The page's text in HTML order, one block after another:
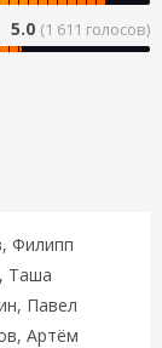
5.0 (1 611 голосов)
Филипп
Таша
Павел
Артём